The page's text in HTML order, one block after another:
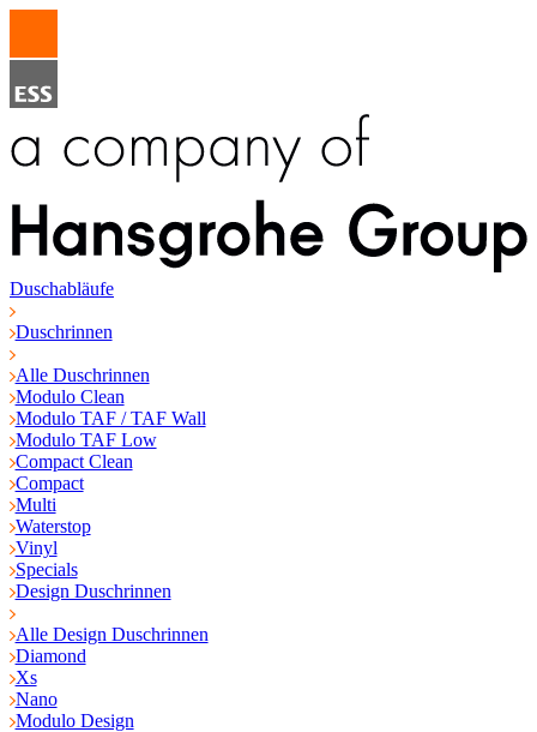
Duschabläufe
Duschrinnen
Alle Duschrinnen
Modulo Clean
Modulo TAF / TAF Wall
Modulo TAF Low
Compact Clean
Compact
Multi
Waterstop
Vinyl
Specials
Design Duschrinnen
Alle Design Duschrinnen
Diamond
Xs
Nano
Modulo Design